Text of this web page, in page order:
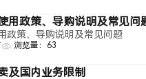
用政策、导购说明及常见问
政策、导购说明及常见问题
浏览量：63
及国内业务限制